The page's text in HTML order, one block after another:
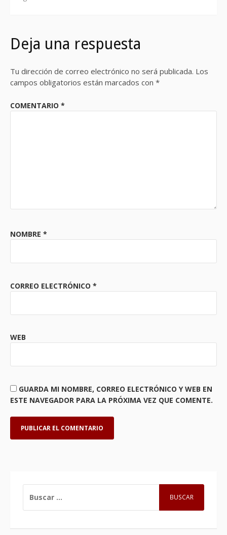
Deja una respuesta
Tu dirección de correo electrónico no será publicada. Los
campos obligatorios están marcados con *
COMENTARIO *
NOMBRE *
CORREO ELECTRÓNICO *
WEB
GUARDA MI NOMBRE, CORREO ELECTRÓNICO Y WEB EN
ESTE NAVEGADOR PARA LA PRÓXIMA VEZ QUE COMENTE.